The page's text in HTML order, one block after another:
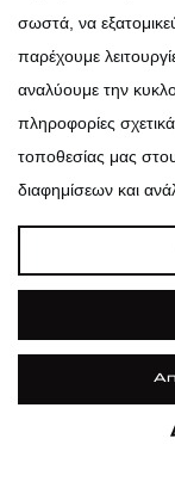
|
σωστά, να
παρέχουμε
αναλύουμε την
πληροφορίες
τοποθεσίας μας
διαφημίσεων και